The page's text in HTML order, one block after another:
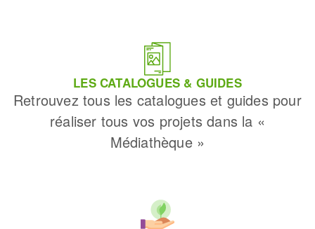
LES CATALOGUES & GUIDES
Retrouvez tous les catalogues et guides pour
réaliser tous vos projets dans la «
Médiathèque »